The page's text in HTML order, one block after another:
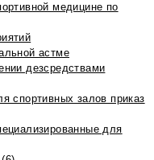
медицине по
астме
дезсредствами
спортивных залов приказ
для